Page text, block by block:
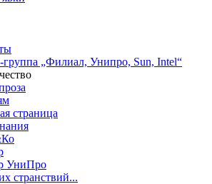
группа „Филиал, Унипро, Sun, Intel“
страница
УниПро
странствий...